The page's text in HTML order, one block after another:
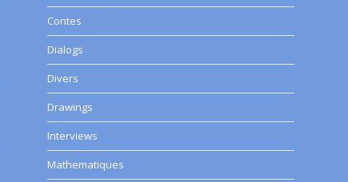
Contes
Dialogs
Divers
Drawings
Interviews
Mathematiques